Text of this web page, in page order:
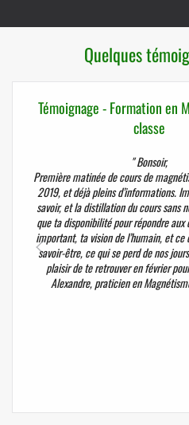
Quelques
Témoignage - Formation en
classe
" Bonsoir,
Première matinée de cours de
2019, et déjà pleins d’informations.
savoir, et la distillation du cours sans
que ta disponibilité pour répondre aux
important, ta vision de l’humain, et ce
savoir-être, ce qui se perd de nos
plaisir de te retrouver en février
Alexandre, praticien en